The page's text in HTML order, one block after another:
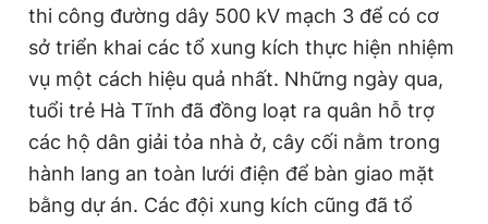
thi công đường dây 500 kV mạch 3 để có cơ
sở triển khai các tổ xung kích thực hiện nhiệm
vụ một cách hiệu quả nhất. Những ngày qua,
tuổi trẻ Hà Tĩnh đã đồng loạt ra quân hỗ trợ
các hộ dân giải tỏa nhà ở, cây cối nằm trong
hành lang an toàn lưới điện để bàn giao mặt
bằng dự án. Các đội xung kích cũng đã tổ